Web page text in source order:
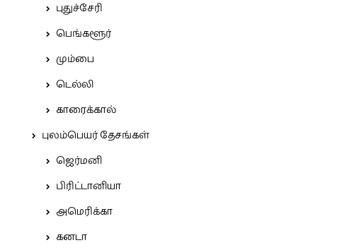
புதுச்சேரி
பெங்களூர்
மும்பை
டெல்லி
காரைக்கால்
புலம்பெயர் தேசங்கள்
ஜெர்மனி
பிரிட்டானியா
அமெரிக்கா
கனடா